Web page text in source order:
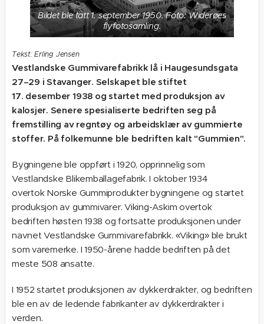
Bildet ble tatt 1. september 1950. Foto: Widerøes
flyfotosamling.
Tekst: Erling Jensen
Vestlandske Gummivarefabrikk lå i Haugesundsgata
27–29 i Stavanger. Selskapet ble stiftet
17. desember 1938 og startet med produksjon av
kalosjer. Senere spesialiserte bedriften seg på
fremstilling av regntøy og arbeidsklær av gummierte
stoffer. På folkemunne ble bedriften kalt "Gummien".
Bygningene ble oppført i 1920, opprinnelig som
Vestlandske Blikemballagefabrik. I oktober 1934
overtok Norske Gummiprodukter bygningene og startet
produksjon av gummivarer. Viking-Askim overtok
bedriften høsten 1938 og fortsatte produksjonen under
navnet Vestlandske Gummivarefabrikk. «Viking» ble brukt
som varemerke. I 1950-årene hadde bedriften på det
meste 508 ansatte.
I 1952 startet produksjonen av dykkerdrakter, og bedriften
ble en av de ledende fabrikanter av dykkerdrakter i
verden.